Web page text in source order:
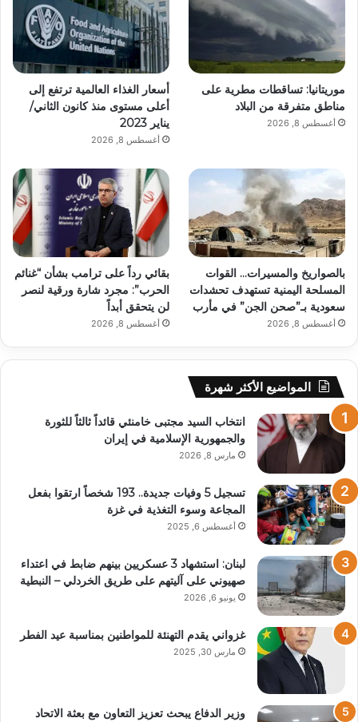
موريتانيا: تساقطات مطرية على
مناطق متفرقة من البلاد
أغسطس 8, 2026
أسعار الغذاء العالمية ترتفع إلى
أعلى مستوى منذ كانون الثاني/
يناير 2023
أغسطس 8, 2026
بالصواريخ والمسيرات… القوات
المسلحة اليمنية تستهدف تحشدات
سعودية بـ”صحن الجن” في مأرب
أغسطس 8, 2026
بقائي رداً على ترامب بشأن “غنائم
الحرب”: مجرد شارة ورقية لنصر
لن يتحقق أبداً
أغسطس 8, 2026
المواضيع الأكثر شهرة
انتخاب السيد مجتبى خامنئي قائداً ثالثاً للثورة
والجمهورية الإسلامية في إيران
مارس 8, 2026
تسجيل 5 وفيات جديدة.. 193 شخصاً ارتقوا بفعل
المجاعة وسوء التغذية في غزة
أغسطس 6, 2025
لبنان: استشهاد 3 عسكريين بينهم ضابط في اعتداء
صهيوني على آليتهم على طريق الخردلي – النبطية
يونيو 6, 2026
غزواني يقدم التهنئة للمواطنين بمناسبة عيد الفطر
مارس 30, 2025
وزير الدفاع يبحث تعزيز التعاون مع بعثة الاتحاد